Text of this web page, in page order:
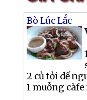
Bò Lúc Lắc
2 củ tỏi dể
1 muỗng